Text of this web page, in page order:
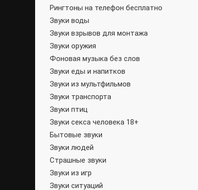
Рингтоны на телефон бесплатно
Звуки воды
Звуки взрывов для монтажа
Звуки оружия
Фоновая музыка без слов
Звуки еды и напитков
Звуки из мультфильмов
Звуки транспорта
Звуки птиц
Звуки секса человека 18+
Бытовые звуки
Звуки людей
Страшные звуки
Звуки из игр
Звуки ситуаций